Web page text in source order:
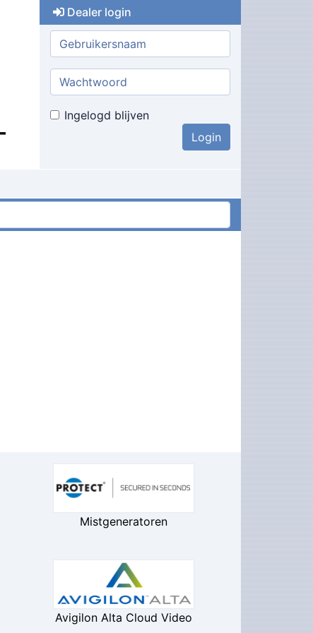
Dealer login
Gebruikersnaam:
Wachtwoord:
Ingelogd blijven
Mistgeneratoren
Avigilon Alta Cloud Video